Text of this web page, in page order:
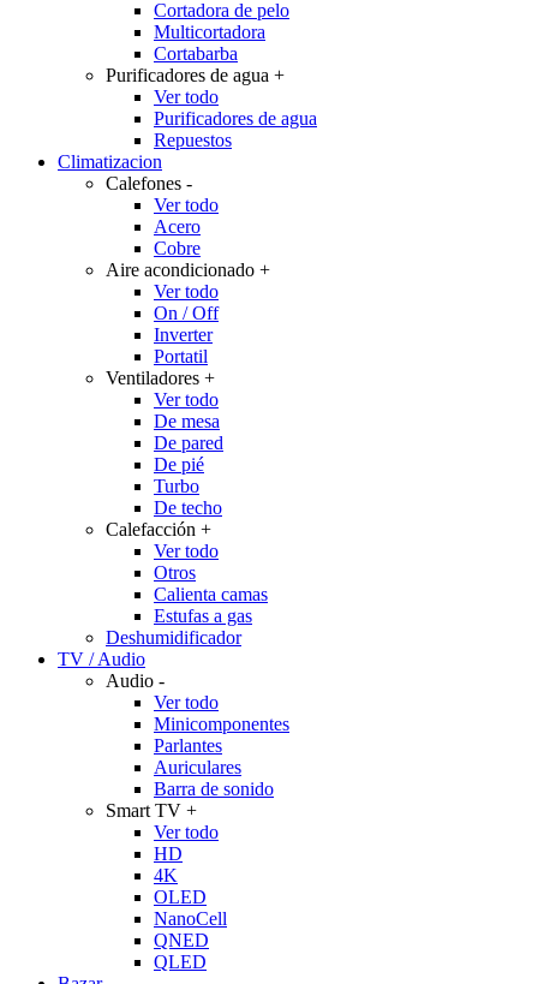
Cortadora de pelo
Multicortadora
Cortabarba
Purificadores de agua +
Ver todo
Purificadores de agua
Repuestos
Climatizacion
Calefones -
Ver todo
Acero
Cobre
Aire acondicionado +
Ver todo
On / Off
Inverter
Portatil
Ventiladores +
Ver todo
De mesa
De pared
De pié
Turbo
De techo
Calefacción +
Ver todo
Otros
Calienta camas
Estufas a gas
Deshumidificador
TV / Audio
Audio -
Ver todo
Minicomponentes
Parlantes
Auriculares
Barra de sonido
Smart TV +
Ver todo
HD
4K
OLED
NanoCell
QNED
QLED